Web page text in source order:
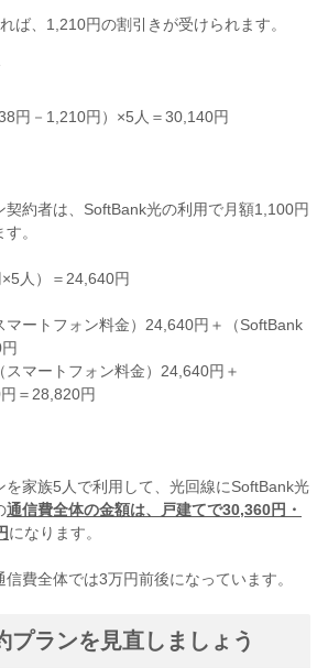
ば、1,210円の割引きが受けられます。
円－1,210円）×5人＝30,140円
契約者は、SoftBank光の利用で月額1,100円
。
人）＝24,640円
ートフォン料金）24,640円＋（SoftBank
スマートフォン料金）24,640円＋
＝28,820円
を家族5人で利用して、光回線にSoftBank光
通信費全体の金額は、戸建てで30,360円・
になります。
費全体では3万円前後になっています。
プランを見直しましょう